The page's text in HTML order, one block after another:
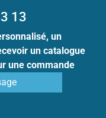
13
un
un catalogue
une commande